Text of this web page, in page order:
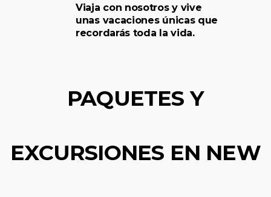
Viaja con nosotros y vive
unas vacaciones únicas que
recordarás toda la vida.
PAQUETES Y
EXCURSIONES EN NEW